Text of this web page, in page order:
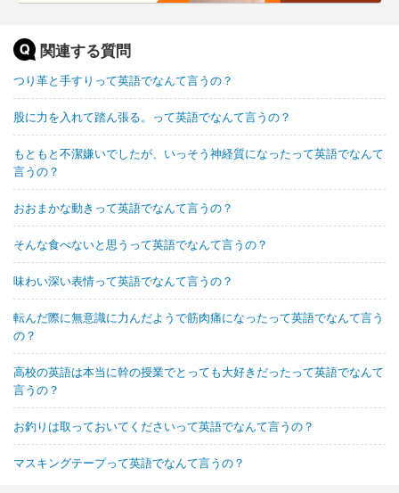
関連する質問
つり革と手すりって英語でなんて言うの？
股に力を入れて踏ん張る。って英語でなんて言うの？
もともと不潔嫌いでしたが、いっそう神経質になったって英語でなんて
言うの？
おおまかな動きって英語でなんて言うの？
そんな食べないと思うって英語でなんて言うの？
味わい深い表情って英語でなんて言うの？
転んだ際に無意識に力んだようで筋肉痛になったって英語でなんて言う
の？
高校の英語は本当に幹の授業でとっても大好きだったって英語でなんて
言うの？
お釣りは取っておいてくださいって英語でなんて言うの？
マスキングテープって英語でなんて言うの？